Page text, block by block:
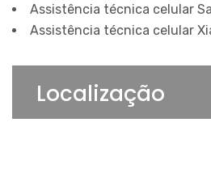
Assistência técnica celular
Assistência técnica celular
Localização